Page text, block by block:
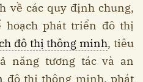
về các quy định chung,
hoạch phát triển đô thị
đô thị thông minh, tiêu
năng tương tác và an
đô thị thông minh, phát